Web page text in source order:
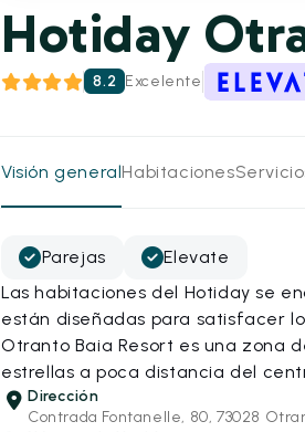
Hotiday
8.2 Excelente
Visión generalHabitaciones
Parejas
Elevate
Las habitaciones del Hotiday se
están diseñadas para satisfacer
Otranto Baia Resort es una zona
estrellas a poca distancia del
Dirección
Contrada Fontanelle, 80, 73028